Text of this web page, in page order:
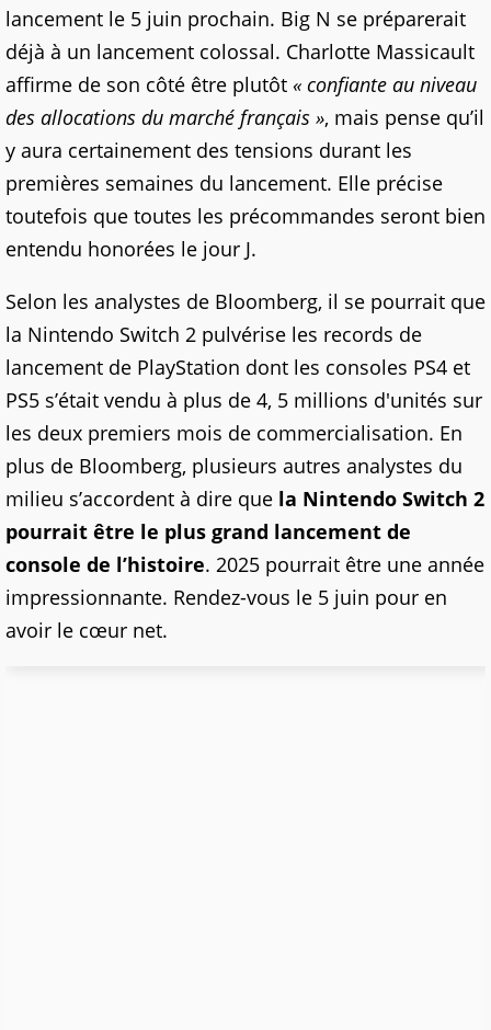
lancement le 5 juin prochain. Big N se préparerait
déjà à un lancement colossal. Charlotte Massicault
affirme de son côté être plutôt « confiante au niveau
des allocations du marché français », mais pense qu’il
y aura certainement des tensions durant les
premières semaines du lancement. Elle précise
toutefois que toutes les précommandes seront bien
entendu honorées le jour J.
Selon les analystes de Bloomberg, il se pourrait que
la Nintendo Switch 2 pulvérise les records de
lancement de PlayStation dont les consoles PS4 et
PS5 s’était vendu à plus de 4, 5 millions d'unités sur
les deux premiers mois de commercialisation. En
plus de Bloomberg, plusieurs autres analystes du
milieu s’accordent à dire que la Nintendo Switch 2
pourrait être le plus grand lancement de
console de l’histoire. 2025 pourrait être une année
impressionnante. Rendez-vous le 5 juin pour en
avoir le cœur net.